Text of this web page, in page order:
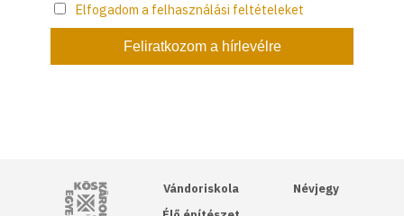
Elfogadom a felhasználási feltételeket
Kós Károly Egyesülés
Vándoriskola
Névjegy